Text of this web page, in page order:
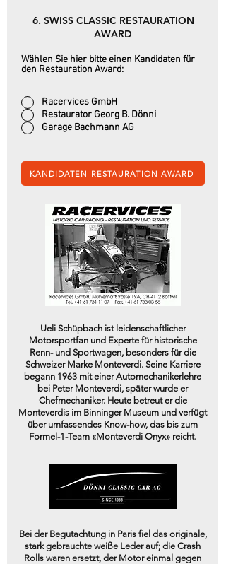
6. SWISS CLASSIC RESTAURATION
AWARD
Wählen Sie hier bitte einen Kandidaten für
den Restauration Award:
Racervices GmbH
Restaurator Georg B. Dönni
Garage Bachmann AG
KANDIDATEN RESTAURATION AWARD
Ueli Schüpbach ist leidenschaftlicher
Motorsportfan und Experte für historische
Renn- und Sportwagen, besonders für die
Schweizer Marke Monteverdi. Seine Karriere
begann 1963 mit einer Automechanikerlehre
bei Peter Monteverdi, später wurde er
Chefmechaniker. Heute betreut er die
Monteverdis im Binninger Museum und verfügt
über umfassendes Know-how, das bis zum
Formel-1-Team «Monteverdi Onyx» reicht.
Bei der Begutachtung in Paris fiel das originale,
stark gebrauchte weiße Leder auf; die Crash
Rolls waren ersetzt, der Motor einmal gegen